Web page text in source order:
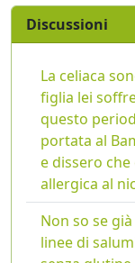
Discussioni
La celiaca
figlia lei
questo
portata al
e dissero
allergica al
Non so se
linee di